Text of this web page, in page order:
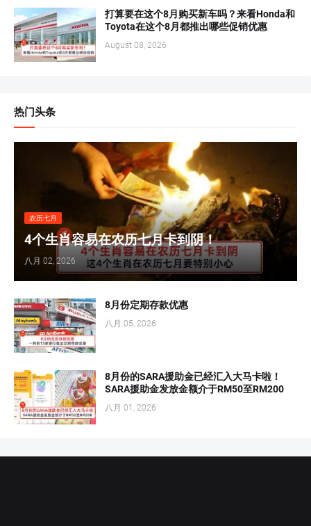
打算要在这个8月购买新车吗？来看Honda和
Toyota在这个8月都推出哪些促销优惠
August 08, 2026
热门头条
农历七月
4个生肖容易在农历七月卡到阴！
八月 02, 2026
8月份定期存款优惠
八月 05, 2026
8月份的SARA援助金已经汇入大马卡啦！
SARA援助金发放金额介于RM50至RM200
八月 01, 2026